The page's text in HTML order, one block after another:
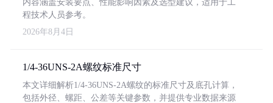
内容涵盖安装要点、性能影响因素及选型建议，适用于工
程技术人员参考。
2026年8月4日
1/4-36UNS-2A螺纹标准尺寸
本文详细解析1/4-36UNS-2A螺纹的标准尺寸及底孔计算，
包括外径、螺距、公差等关键参数，并提供专业数据来源